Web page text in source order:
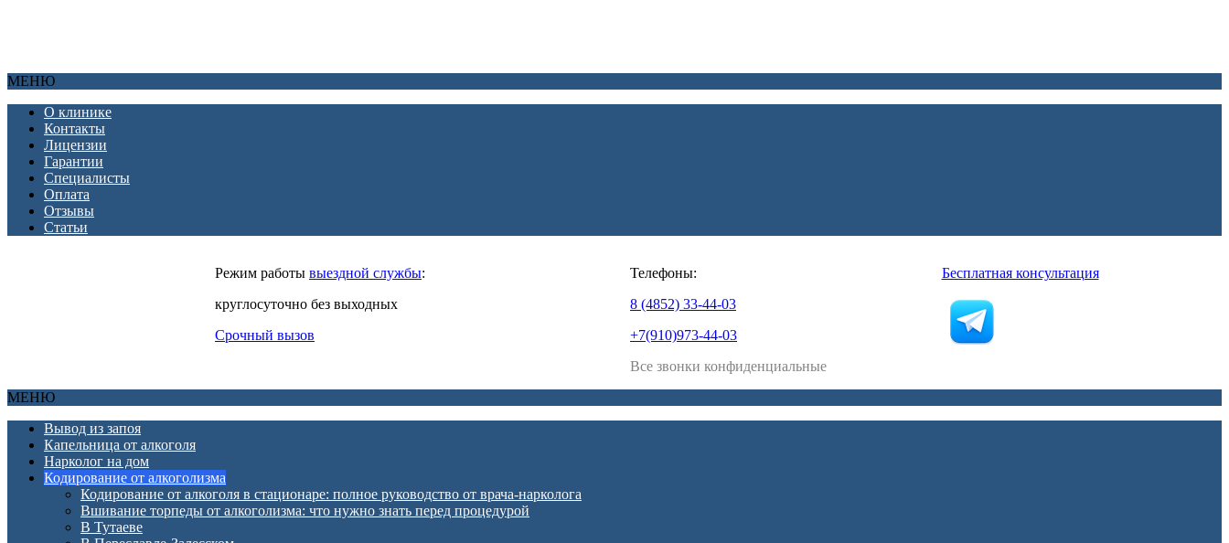
МЕНЮ
О клинике
Контакты
Лицензии
Гарантии
Специалисты
Оплата
Отзывы
Статьи
Режим работы выездной службы:
круглосуточно без выходных
Срочный вызов
Телефоны:
8 (4852) 33-44-03
+7(910)973-44-03
Все звонки конфиденциальные
Бесплатная консультация
МЕНЮ
Вывод из запоя
Капельница от алкоголя
Нарколог на дом
Кодирование от алкоголизма
Кодирование от алкоголя в стационаре: полное руководство от врача-нарколога
Вшивание торпеды от алкоголизма: что нужно знать перед процедурой
В Тутаеве